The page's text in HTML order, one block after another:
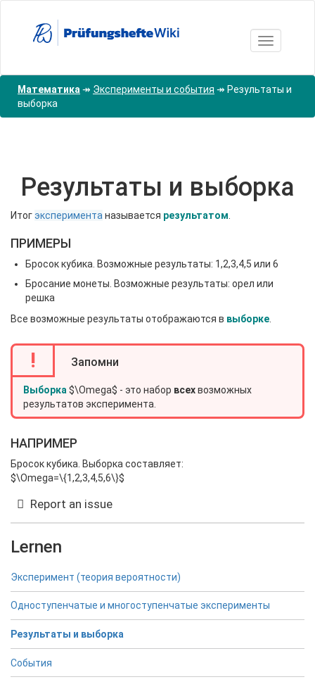
основному
содержанию
Toggle
Математика ↠ Эксперименты и события ↠ Результаты и
выборка
Результаты и выборка
Итогэксперимента называется результатом
ПРИМЕРЫ
Бросок кубика. Возможные результаты: 1,2,3,4,5 или 6
Бросание монеты. Возможные результаты: орел или
решка
Все возможные результаты отображаются в выборке
! Запомни
Выборка $\Omega$ - это набор всехвозможных
результатов эксперимента.
НАПРИМЕР
Бросок кубика. Выборка составляет:
$\Omega=\{1,2,3,4,5,6\}$
Report an issue
Lernen
Эксперимент (теория вероятности)
Одноступенчатые и многоступенчатые эксперименты
Результаты и выборка
События